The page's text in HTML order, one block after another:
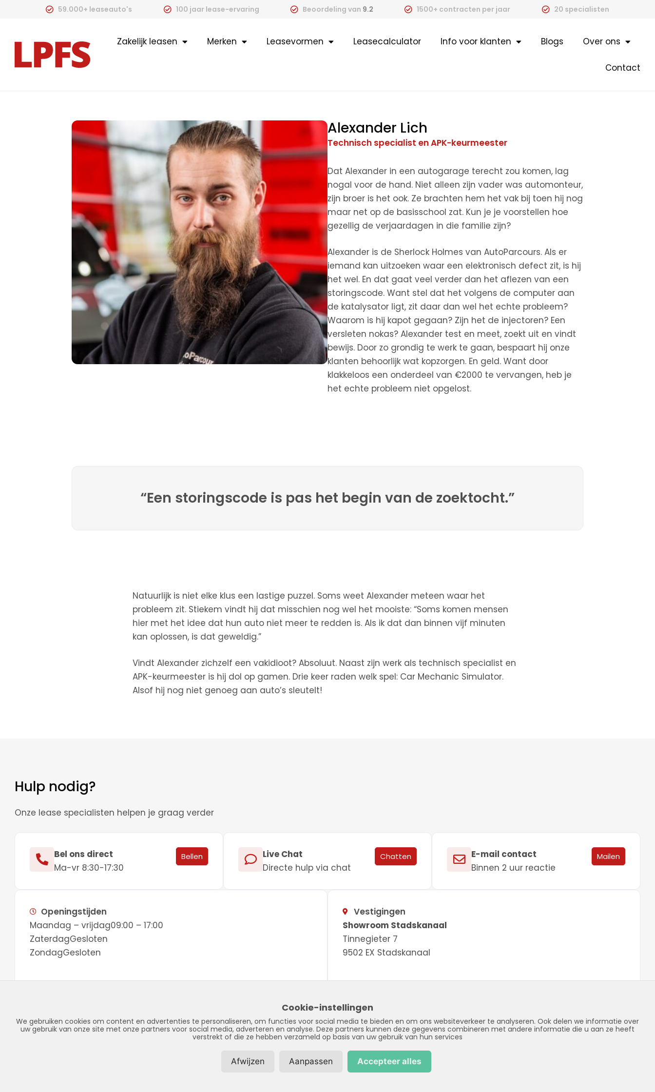
59.000+ leaseauto's 100 jaar lease-ervaring Beoordeling van 9.2 1500+ contracten per jaar 20 specialisten
Zakelijk leasen Merken Leasevormen Leasecalculator Info voor klanten Blogs Over ons
Contact
Alexander Lich
Technisch specialist en APK-keurmeester
Dat Alexander in een autogarage terecht zou komen, lag
nogal voor de hand. Niet alleen zijn vader was automonteur,
zijn broer is het ook. Ze brachten hem het vak bij toen hij nog
maar net op de basisschool zat. Kun je je voorstellen hoe
gezellig de verjaardagen in die familie zijn?
Alexander is de Sherlock Holmes van AutoParcours. Als er
iemand kan uitzoeken waar een elektronisch defect zit, is hij
het wel. En dat gaat veel verder dan het aflezen van een
storingscode. Want stel dat het volgens de computer aan
de katalysator ligt, zit daar dan wel het echte probleem?
Waarom is hij kapot gegaan? Zijn het de injectoren? Een
versleten nokas? Alexander test en meet, zoekt uit en vindt
bewijs. Door zo grondig te werk te gaan, bespaart hij onze
klanten behoorlijk wat kopzorgen. En geld. Want door
klakkeloos een onderdeel van €2000 te vervangen, heb je
het echte probleem niet opgelost.
“Een storingscode is pas het begin van de zoektocht.”
Natuurlijk is niet elke klus een lastige puzzel. Soms weet Alexander meteen waar het
probleem zit. Stiekem vindt hij dat misschien nog wel het mooiste: “Soms komen mensen
hier met het idee dat hun auto niet meer te redden is. Als ik dat dan binnen vijf minuten
kan oplossen, is dat geweldig.”
Vindt Alexander zichzelf een vakidioot? Absoluut. Naast zijn werk als technisch specialist en
APK-keurmeester is hij dol op gamen. Drie keer raden welk spel: Car Mechanic Simulator.
Alsof hij nog niet genoeg aan auto’s sleutelt!
Hulp nodig?
Onze lease specialisten helpen je graag verder
Bel ons direct
Ma-vr 8:30-17:30
Bellen
Live Chat
Directe hulp via chat
Chatten
E-mail contact
Binnen 2 uur reactie
Mailen
Openingstijden
Maandag – vrijdag09:00 – 17:00
ZaterdagGesloten
ZondagGesloten
Vestigingen
Showroom Stadskanaal
Tinnegieter 7
9502 EX Stadskanaal
Privacybeleid–Disclaimer–Sitemap
Realisatie door:
SiteOnline
Cookie-instellingen
We gebruiken cookies om content en advertenties te personaliseren, om functies voor social media te bieden en om ons websiteverkeer te analyseren. Ook delen we informatie over
uw gebruik van onze site met onze partners voor social media, adverteren en analyse. Deze partners kunnen deze gegevens combineren met andere informatie die u aan ze heeft
verstrekt of die ze hebben verzameld op basis van uw gebruik van hun services
Afwijzen Aanpassen Accepteer alles